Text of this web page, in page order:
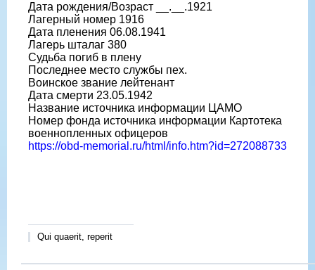
Дата рождения/Возраст __.__.1921
Лагерный номер 1916
Дата пленения 06.08.1941
Лагерь шталаг 380
Судьба погиб в плену
Последнее место службы пех.
Воинское звание лейтенант
Дата смерти 23.05.1942
Название источника информации ЦАМО
Номер фонда источника информации Картотека
военнопленных офицеров
https://obd-memorial.ru/html/info.htm?id=272088733
Qui quaerit, reperit